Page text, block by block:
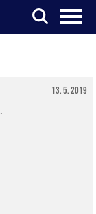
13. 5. 2019